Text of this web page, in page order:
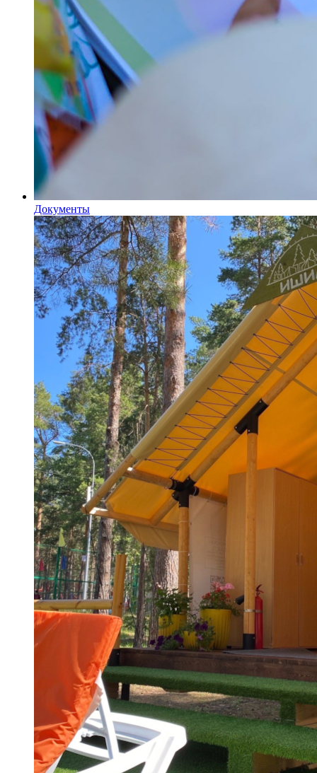
Документы